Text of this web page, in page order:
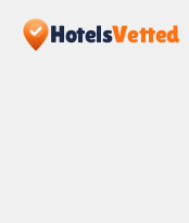
HotelsVetted